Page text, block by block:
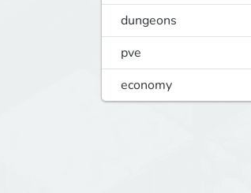
dungeons
pve
economy